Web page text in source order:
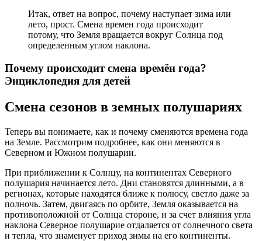
Итак, ответ на вопрос, почему наступает зима или
лето, прост. Смена времен года происходит
потому, что Земля вращается вокруг Солнца под
определенным углом наклона.
Почему происходит смена времён года?
Энциклопедия для детей
Смена сезонов в земных полушариях
Теперь вы понимаете, как и почему сменяются времена года
на Земле. Рассмотрим подробнее, как они меняются в
Северном и Южном полушарии.
При приближении к Солнцу, на континентах Северного
полушария начинается лето. Дни становятся длинными, а в
регионах, которые находятся ближе к полюсу, светло даже за
полночь. Затем, двигаясь по орбите, Земля оказывается на
противоположной от Солнца стороне, и за счет влияния угла
наклона Северное полушарие отдаляется от солнечного света
и тепла, что знаменует приход зимы на его континенты.